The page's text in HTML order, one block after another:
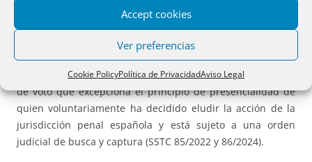
Accept cookies
Ver preferencias
Cookie PolicyPolítica de PrivacidadAviso Legal
Pleno. Sentencia 83/2025, de 26 de
marzo de 2025. Vulneración del derecho al ejercicio de las
funciones representativas en conexión con el derecho de
los ciudadanos a participar en los asuntos públicos a
través de sus representantes: aceptación de la delegación
de voto que excepciona el principio de presencialidad de
quien voluntariamente ha decidido eludir la acción de la
jurisdicción penal española y está sujeto a una orden
judicial de busca y captura (SSTC 85/2022 y 86/2024).